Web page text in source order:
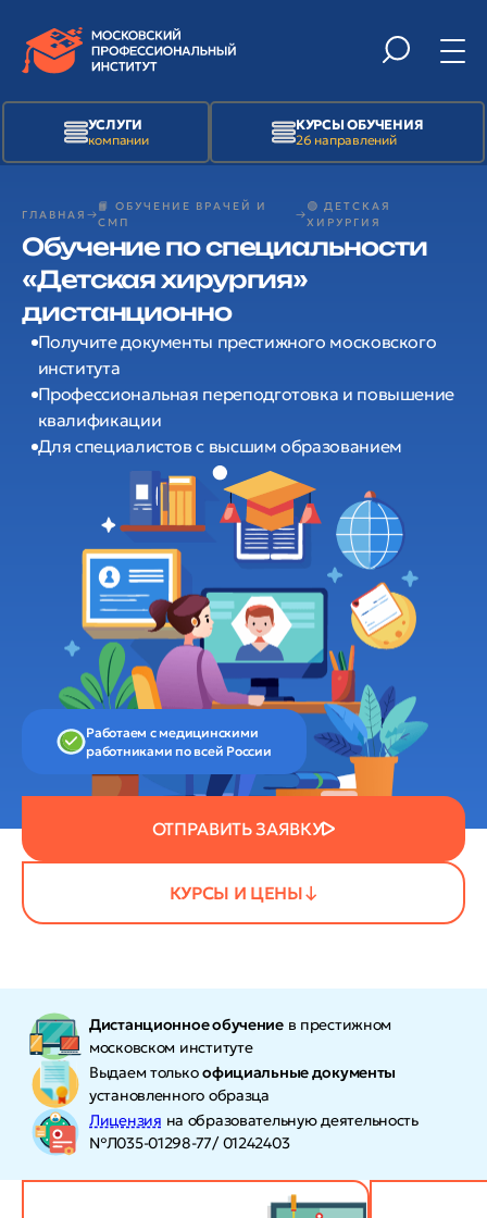
УСЛУГИ
компании
КУРСЫ ОБУЧЕНИЯ
26 направлений
ГЛАВНАЯ
📙 ОБУЧЕНИЕ ВРАЧЕЙ И
СМП
🟢 ДЕТСКАЯ
ХИРУРГИЯ
Обучение по специальности
«Детская хирургия»
дистанционно
Получите документы престижного московского
института
Профессиональная переподготовка и повышение
квалификации
Для специалистов с высшим образованием
КУРСЫ И ЦЕНЫ
ОТПРАВИТЬ ЗАЯВКУ
Работаем с медицинскими
работниками по всей России
Дистанционное обучениев престижном
московском институте
Выдаем толькоофициальные документы
установленного образца
Лицензия на образовательную деятельность
№Л035-01298-77/ 01242403